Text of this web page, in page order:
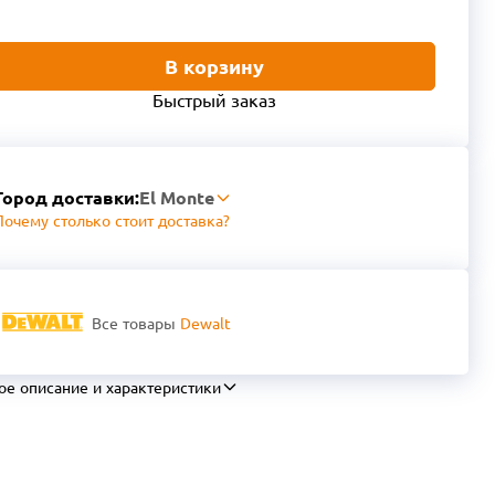
В корзину
Быстрый заказ
доставки:El Monte
столько стоит доставка?
Все товары Dewalt
описание и характеристики